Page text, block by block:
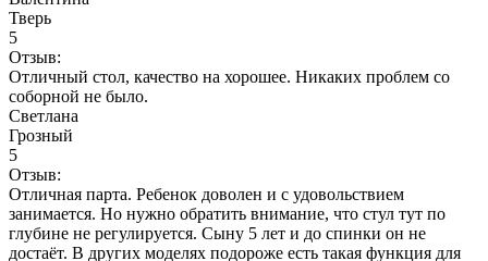
Тверь
5
Отзыв:
Отличный стол, качество на хорошее. Никаких проблем со
соборной не было.
Светлана
Грозный
5
Отзыв:
Отличная парта. Ребенок доволен и с удовольствием
занимается. Но нужно обратить внимание, что стул тут по
глубине не регулируется. Сыну 5 лет и до спинки он не
достаёт. В других моделях подороже есть такая функция для